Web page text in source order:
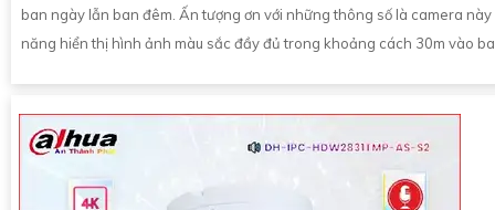
ban ngày lẫn ban đêm. Ấn tượng ơn với những thông số là camera
năng hiển thị hình ảnh màu sắc đầy đủ trong khoảng cách 30m vào